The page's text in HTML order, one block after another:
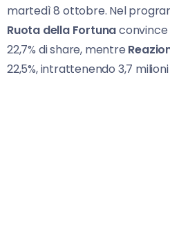
martedì 8 ottobre. Nel
Ruota della Fortunaconvince
22,7% di share, mentre
22,5%, intrattenendo 3,7